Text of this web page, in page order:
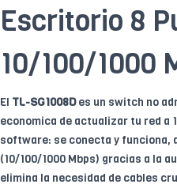
Escritorio 8
10/100/1000
El TL-SG1008Des un switch no
economica de actualizar tu red a
software: se conecta y funciona,
(10/100/1000 Mbps) gracias a la
elimina la necesidad de cables